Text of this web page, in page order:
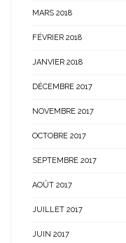
MARS 2018
FÉVRIER 2018
JANVIER 2018
DÉCEMBRE 2017
NOVEMBRE 2017
OCTOBRE 2017
SEPTEMBRE 2017
AOÛT 2017
JUILLET 2017
JUIN 2017